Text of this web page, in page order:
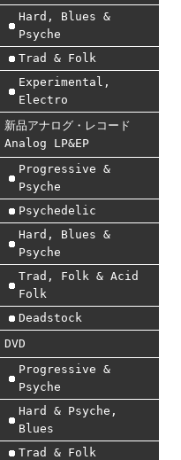
Hard, Blues &
Psyche
Trad & Folk
Experimental,
Electro
新品アナログ・レコード
Analog LP&EP
Progressive &
Psyche
Psychedelic
Hard, Blues &
Psyche
Trad, Folk & Acid
Folk
Deadstock
DVD
Progressive &
Psyche
Hard & Psyche,
Blues
Trad & Folk